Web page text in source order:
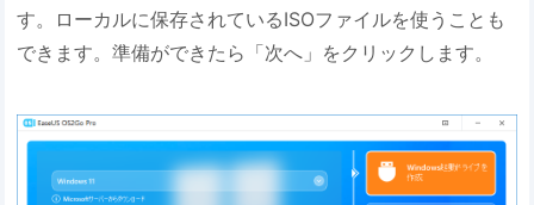
す。ローカルに保存されているISOファイルを使うことも
できます。準備ができたら「次へ」をクリックします。